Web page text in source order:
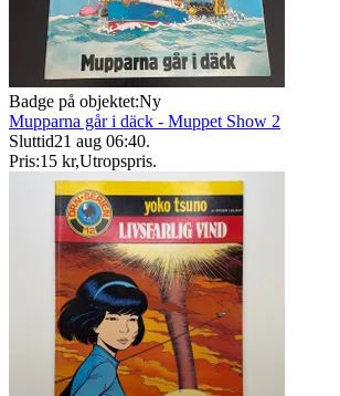
Badge på objektet:Ny
Mupparna går i däck - Muppet Show 2
Sluttid21 aug 06:40.
Pris:15 kr,Utropspris.